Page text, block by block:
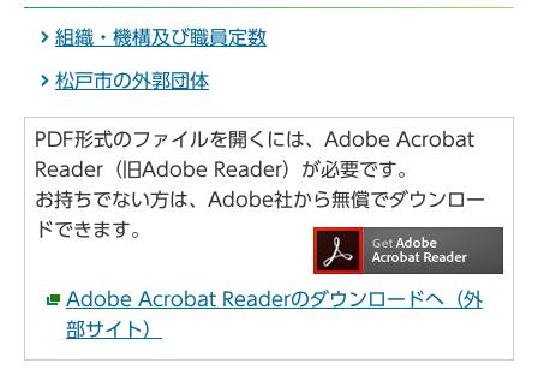
組織・機構及び職員定数
松戸市の外郭団体
PDF形式のファイルを開くには、Adobe Acrobat
Reader（旧Adobe Reader）が必要です。
お持ちでない方は、Adobe社から無償でダウンロー
ドできます。
Adobe Acrobat Readerのダウンロードへ（外
部サイト）